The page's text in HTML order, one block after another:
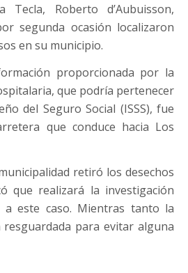
Tecla, Roberto d’Aubuisson,
segunda ocasión localizaron
en su municipio.
proporcionada por la
que podría pertenecer
del Seguro Social (ISSS), fue
que conduce hacia Los
retiró los desechos
que realizará la investigación
a este caso. Mientras tanto la
para evitar alguna